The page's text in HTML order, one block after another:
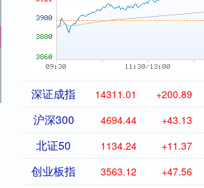
深证成指 14311.01 +200.89
沪深300 4694.44 +43.13
北证50 1134.24 +11.37
创业板指 3563.12 +47.56